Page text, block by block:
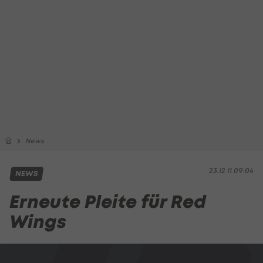
News
23.12.11 09:04
NEWS
Erneute Pleite für Red
Wings